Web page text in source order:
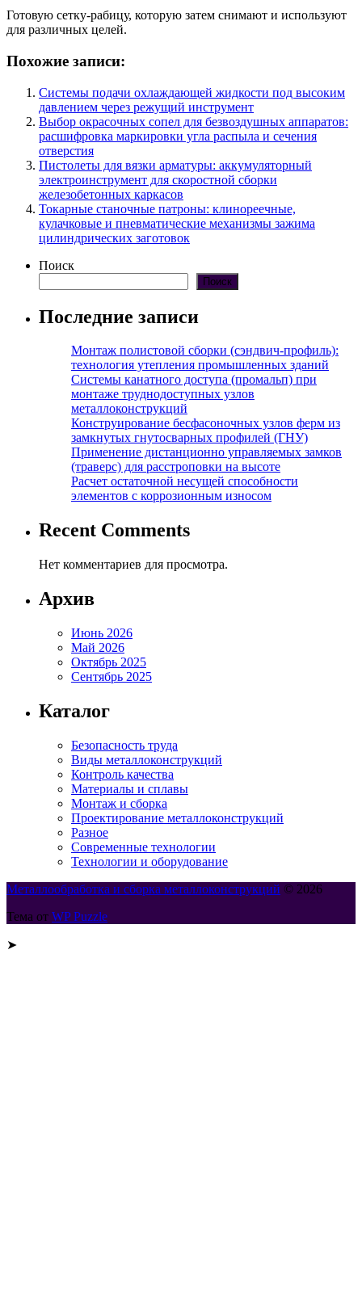
Готовую сетку-рабицу, которую затем снимают и используют
для различных целей.
Похожие записи:
Системы подачи охлаждающей жидкости под высоким
давлением через режущий инструмент
Выбор окрасочных сопел для безвоздушных аппаратов:
расшифровка маркировки угла распыла и сечения
отверстия
Пистолеты для вязки арматуры: аккумуляторный
электроинструмент для скоростной сборки
железобетонных каркасов
Токарные станочные патроны: клинореечные,
кулачковые и пневматические механизмы зажима
цилиндрических заготовок
Поиск
Поиск
Последние записи
Монтаж полистовой сборки (сэндвич-профиль):
технология утепления промышленных зданий
Системы канатного доступа (промальп) при
монтаже труднодоступных узлов
металлоконструкций
Конструирование бесфасоночных узлов ферм из
замкнутых гнутосварных профилей (ГНУ)
Применение дистанционно управляемых замков
(траверс) для расстроповки на высоте
Расчет остаточной несущей способности
элементов с коррозионным износом
Recent Comments
Нет комментариев для просмотра.
Архив
Июнь 2026
Май 2026
Октябрь 2025
Сентябрь 2025
Каталог
Безопасность труда
Виды металлоконструкций
Контроль качества
Материалы и сплавы
Монтаж и сборка
Проектирование металлоконструкций
Разное
Современные технологии
Технологии и оборудование
Металлообработка и сборка металлоконструкций © 2026
Тема от WP Puzzle
➤